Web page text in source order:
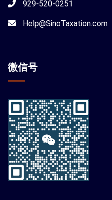
929-520-0251
Help@SinoTaxation.com
微信号